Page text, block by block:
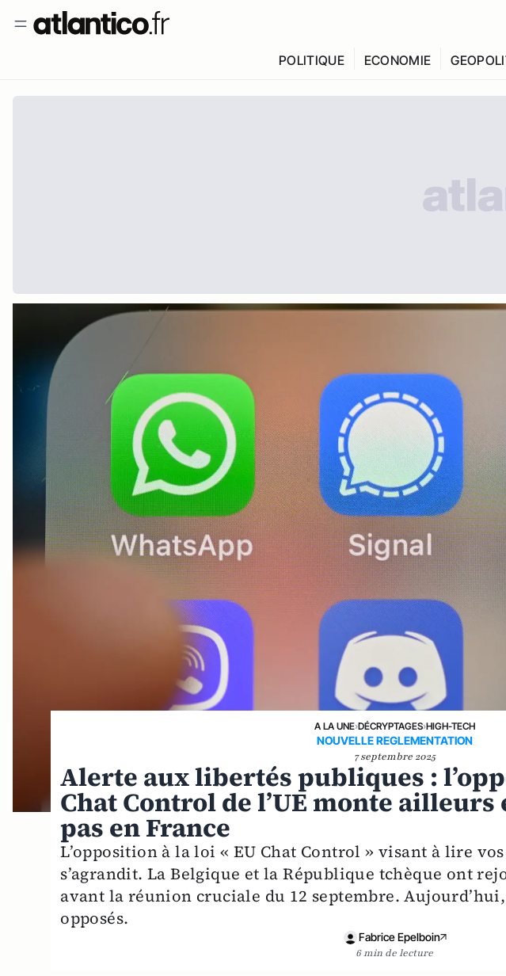
POLITIQUE ECONOMIE
A LA UNE›DÉCRYPTAGES›HIGH-TECH
NOUVELLE REGLEMENTATION
7 septembre 2025
Alerte aux libertés publiques :
Chat Control de l’UE monte
pas en France
L’opposition à la loi « EU Chat Control » visant à lire
s’agrandit. La Belgique et la République tchèque ont
avant la réunion cruciale du 12 septembre.
opposés.
Fabrice Epelboin
6 min de lecture